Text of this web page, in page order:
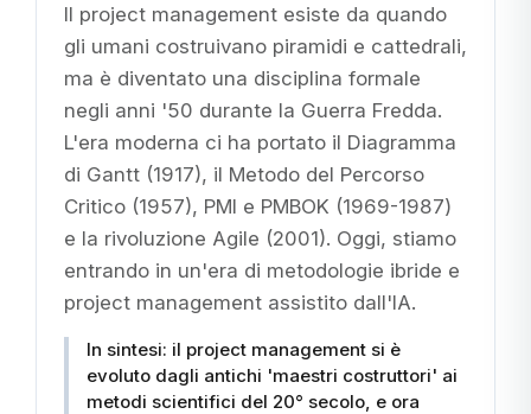
Il project management esiste da quando
gli umani costruivano piramidi e cattedrali,
ma è diventato una disciplina formale
negli anni '50 durante la Guerra Fredda.
L'era moderna ci ha portato il Diagramma
di Gantt (1917), il Metodo del Percorso
Critico (1957), PMI e PMBOK (1969-1987)
e la rivoluzione Agile (2001). Oggi, stiamo
entrando in un'era di metodologie ibride e
project management assistito dall'IA.
In sintesi: il project management si è
evoluto dagli antichi 'maestri costruttori' ai
metodi scientifici del 20° secolo, e ora